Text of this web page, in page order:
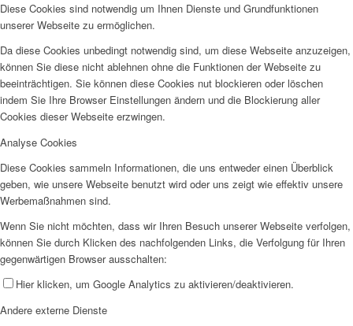
Diese Cookies sind notwendig um Ihnen Dienste und Grundfunktionen
unserer Webseite zu ermöglichen.
Da diese Cookies unbedingt notwendig sind, um diese Webseite anzuzeigen,
können Sie diese nicht ablehnen ohne die Funktionen der Webseite zu
beeinträchtigen. Sie können diese Cookies nut blockieren oder löschen
indem Sie Ihre Browser Einstellungen ändern und die Blockierung aller
Cookies dieser Webseite erzwingen.
Analyse Cookies
Diese Cookies sammeln Informationen, die uns entweder einen Überblick
geben, wie unsere Webseite benutzt wird oder uns zeigt wie effektiv unsere
Werbemaßnahmen sind.
Wenn Sie nicht möchten, dass wir Ihren Besuch unserer Webseite verfolgen,
können Sie durch Klicken des nachfolgenden Links, die Verfolgung für Ihren
gegenwärtigen Browser ausschalten:
Hier klicken, um Google Analytics zu aktivieren/deaktivieren.
Andere externe Dienste